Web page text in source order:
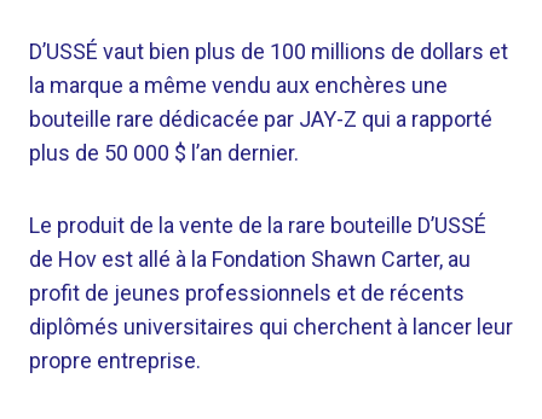
D’USSÉ vaut bien plus de 100 millions de dollars et
la marque a même vendu aux enchères une
bouteille rare dédicacée par JAY-Z qui a rapporté
plus de 50 000 $ l’an dernier.
Le produit de la vente de la rare bouteille D’USSÉ
de Hov est allé à la Fondation Shawn Carter, au
profit de jeunes professionnels et de récents
diplômés universitaires qui cherchent à lancer leur
propre entreprise.